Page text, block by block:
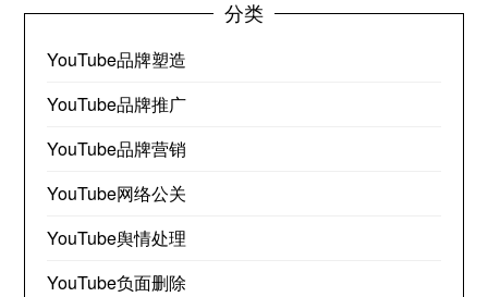
分类
YouTube品牌塑造
YouTube品牌推广
YouTube品牌营销
YouTube网络公关
YouTube舆情处理
YouTube负面删除